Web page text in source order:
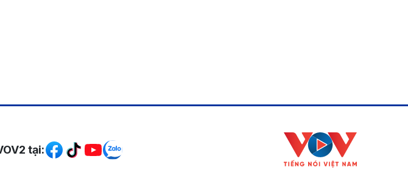
xã hội
tại: